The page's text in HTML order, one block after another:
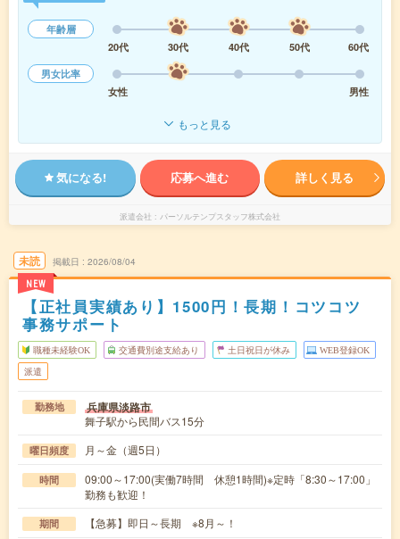
年齢層
20代
30代 40代 50代
60代
男女比率
女性
男性
もっと見る
気になる! 応募へ進む 詳しく見る
派遣会社 パーソルテンプスタッフ株式会社
未読
NEW
掲載日 2026/08/04
【正社員実績あり】1500円！長期！コツコツ
事務サポート
職種未経験OK 交通費別途支給あり 土日祝日が休み WEB登録OK
派遣
勤務地 兵庫県淡路市
舞子駅から民間バス15分
曜日頻度 月～金（週5日）
時間
09:00～17:00(実働7時間 休憩1時間)※定時「8:30～17:00」
勤務も歓迎！
期間 【急募】即日～長期 ※8月～！